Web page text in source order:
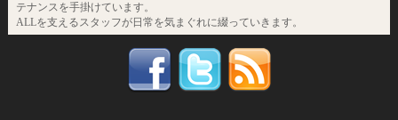
テナンスを手掛けています。
ALLを支えるスタッフが日常を気まぐれに綴っていきます。